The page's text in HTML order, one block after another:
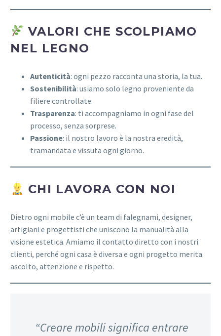
VALORI CHE SCOLPIAMO
NEL LEGNO
Autenticità: ogni pezzo racconta una storia, la tua.
Sostenibilità: usiamo solo legno proveniente da
filiere controllate.
Trasparenza: ti accompagniamo in ogni fase del
processo, senza sorprese.
Passione: il nostro lavoro è la nostra eredità,
tramandata e vissuta ogni giorno.
CHI LAVORA CON NOI
Dietro ogni mobile c’è un team di falegnami, designer,
artigiani e progettisti che uniscono la manualità alla
visione estetica. Amiamo il contatto diretto con i nostri
clienti, perché ogni casa è diversa e ogni progetto merita
ascolto, attenzione e rispetto.
“Creare mobili significa entrare